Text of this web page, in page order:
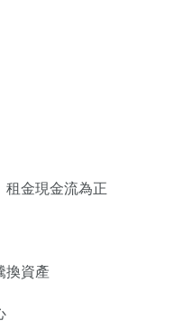
租金現金流為正
換資產